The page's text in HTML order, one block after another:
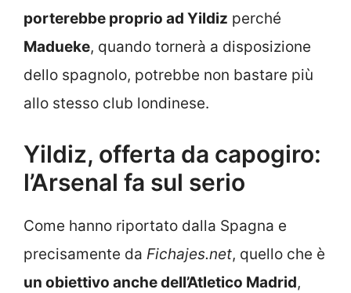
porterebbe proprio ad Yildiz perché
Madueke, quando tornerà a disposizione
dello spagnolo, potrebbe non bastare più
allo stesso club londinese.
Yildiz, offerta da capogiro:
l’Arsenal fa sul serio
Come hanno riportato dalla Spagna e
precisamente da Fichajes.net, quello che è
un obiettivo anche dell’Atletico Madrid,